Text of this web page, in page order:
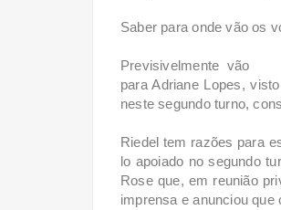
Saber para onde vão os
Previsivelmente vão
para Adriane Lopes,
neste segundo turno,
Riedel tem razões para
lo apoiado no segundo
Rose que, em reunião
imprensa e anunciou que